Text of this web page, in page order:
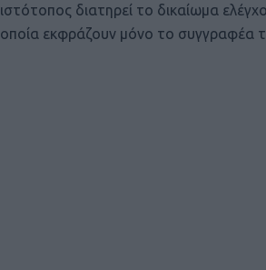
ιστότοπος διατηρεί το δικαίωμα
οποία εκφράζουν μόνο το συγγραφέα